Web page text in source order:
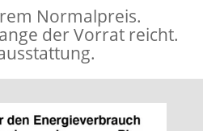
Normalpreis.
der Vorrat reicht.